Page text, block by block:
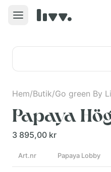
Hem/Butik/Go green By
Papaya
3 895,00 kr
Art.nr Papaya Lobby